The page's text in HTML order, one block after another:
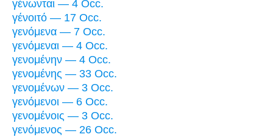
γένωνται — 4 Occ.
γένοιτό — 17 Occ.
γενόμενα — 7 Occ.
γενόμεναι — 4 Occ.
γενομένην — 4 Occ.
γενομένης — 33 Occ.
γενομένων — 3 Occ.
γενόμενοι — 6 Occ.
γενομένοις — 3 Occ.
γενόμενος — 26 Occ.